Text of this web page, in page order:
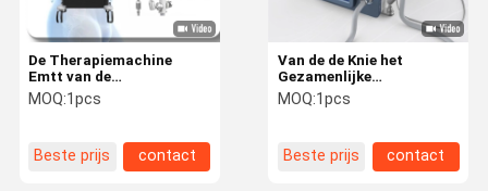
De Therapiemachine
Emtt van de
Extracorporeal
Magnetische Transductie
MOQ:1pcs
Beste prijs contact
Van de de Knie het
Gezamenlijke
Rehabilitatie van de
magneetfysiotherapie
MOQ:1pcs
Beste prijs contact